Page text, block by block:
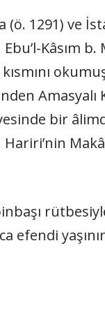
1291) ve
Kâsım b.
Amasyalı
bir
efendi